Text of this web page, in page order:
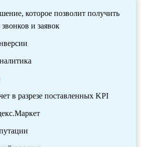
которое позволит получить
и заявок
в разрезе поставленных KPI